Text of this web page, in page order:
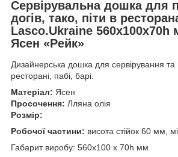
Сервірувальна дошка для
догів, тако, піти в
Lasco.Ukraine 560х100х70h
Ясен «Рейк»
Дизайнерська дошка для сервірування та
ресторані, пабі, барі.
Матеріал: Ясен
Просочення: Лляна олія
Розмір:
Робочої частини: висота стійок 60 мм,
Габарит виробу: 560х100 х 70h мм